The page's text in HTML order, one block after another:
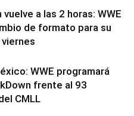
a las 2 horas: WWE
de formato para su
WWE programará
frente al 93
CMLL